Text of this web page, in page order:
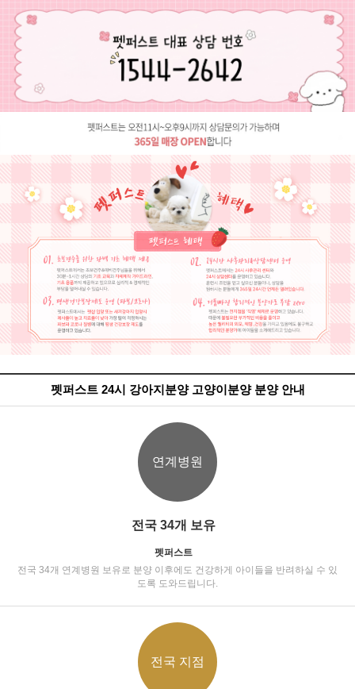
펫퍼스트 24시 강아지분양 고양이분양 분양 안내
연계병원
전국 34개 보유
펫퍼스트
전국 34개 연계병원 보유로 분양 이후에도 건강하게 아이들을 반려하실 수 있
도록 도와드립니다.
전국 지점